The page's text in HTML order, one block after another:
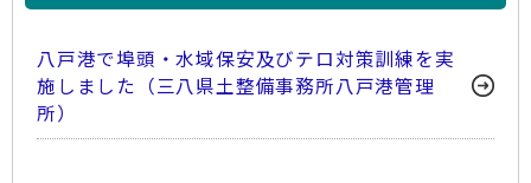
八戸港で埠頭・水域保安及びテロ対策訓練を実
施しました（三八県土整備事務所八戸港管理
所）